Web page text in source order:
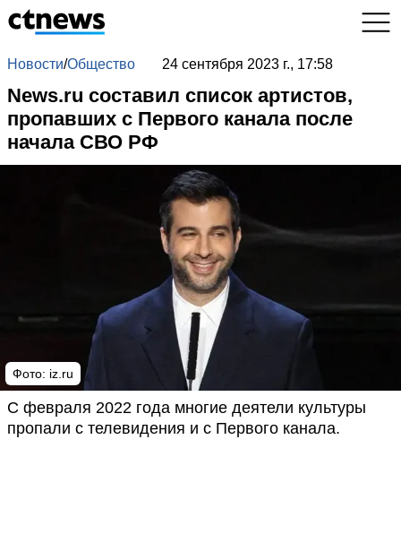
Новости/Общество 24 сентября 2023 г., 17:58
News.ru составил список артистов,
пропавших с Первого канала после
начала СВО РФ
Фото: iz.ru
С февраля 2022 года многие деятели культуры
пропали с телевидения и с Первого канала.